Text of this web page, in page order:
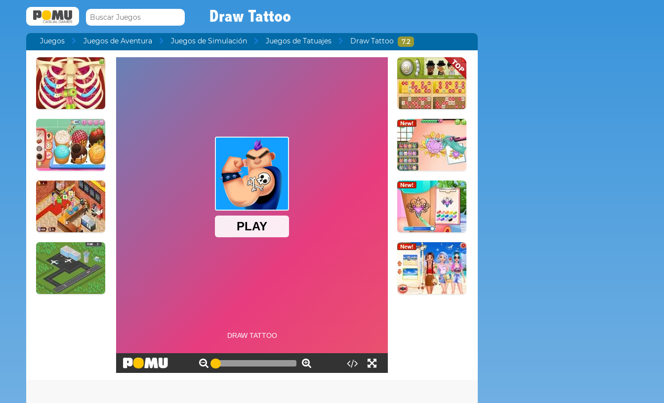
Draw Tattoo
Juegos Juegos de Aventura Juegos de Simulación Juegos de Tatuajes Draw Tattoo 7.2